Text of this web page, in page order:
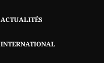
ACTUALITÉS
INTERNATIONAL